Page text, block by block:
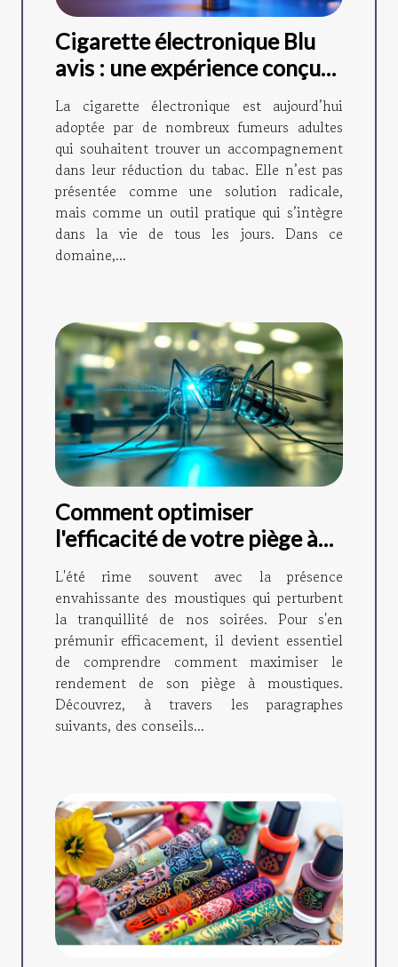
Cigarette électronique Blu
avis : une expérience conçue
pour accompagner le
quotidien
La cigarette électronique est aujourd’hui
adoptée par de nombreux fumeurs adultes
qui souhaitent trouver un accompagnement
dans leur réduction du tabac. Elle n’est pas
présentée comme une solution radicale,
mais comme un outil pratique qui s’intègre
dans la vie de tous les jours. Dans ce
domaine,...
Comment optimiser
l'efficacité de votre piège à
moustiques ?
L'été rime souvent avec la présence
envahissante des moustiques qui perturbent
la tranquillité de nos soirées. Pour s'en
prémunir efficacement, il devient essentiel
de comprendre comment maximiser le
rendement de son piège à moustiques.
Découvrez, à travers les paragraphes
suivants, des conseils...